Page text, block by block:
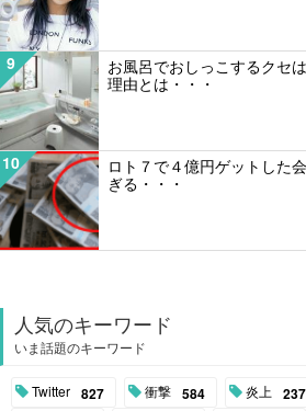
9
お風呂でおしっこするクセ
理由とは・・・
10
ロト７で４億円ゲットした
ぎる・・・
人気のキーワード
いま話題のキーワード
Twitter 827 衝撃 584 炎上 237